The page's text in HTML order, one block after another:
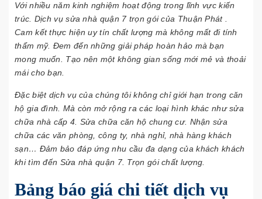
Với nhiều năm kinh nghiệm hoạt động trong lĩnh vực kiến
trúc. Dịch vụ sửa nhà quận 7 trọn gói của Thuận Phát .
Cam kết thực hiện uy tín chất lượng mà không mất đi tính
thẩm mỹ. Đem đến những giải pháp hoàn hảo mà bạn
mong muốn. Tạo nên một không gian sống mới mẻ và thoải
mái cho bạn.
Đặc biệt dịch vụ của chúng tôi không chỉ giới hạn trong căn
hộ gia đình. Mà còn mở rộng ra các loại hình khác như sửa
chữa nhà cấp 4. Sửa chữa căn hộ chung cư. Nhận sửa
chữa các văn phòng, công ty, nhà nghỉ, nhà hàng khách
sạn… Đảm bảo đáp ứng nhu cầu đa dạng của khách khách
khi tìm đến Sửa nhà quận 7. Trọn gói chất lượng.
Bảng báo giá chi tiết dịch vụ